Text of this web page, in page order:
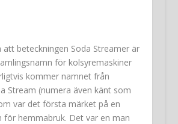
att beteckningen Soda Streamer är
för kolsyremaskiner
kommer namnet från
Stream (numera även känt som
var det första märket på en
för hemmabruk. Det var en man